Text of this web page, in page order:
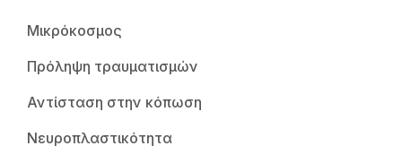
Μικρόκοσμος
Πρόληψη τραυματισμών
Αντίσταση στην κόπωση
Νευροπλαστικότητα